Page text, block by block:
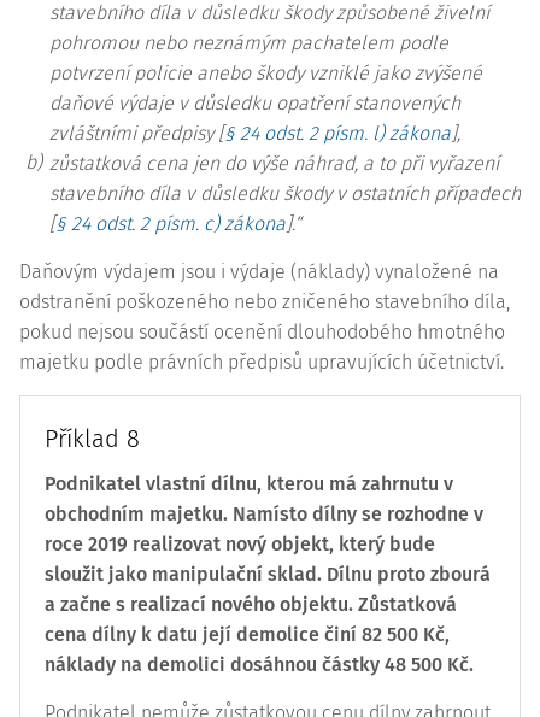
stavebního díla v důsledku škody způsobené živelní
pohromou nebo neznámým pachatelem podle
potvrzení policie anebo škody vzniklé jako zvýšené
daňové výdaje v důsledku opatření stanovených
zvláštními předpisy [§ 24 odst. 2 písm. l) zákona],
b) zůstatková cena jen do výše náhrad, a to při vyřazení
stavebního díla v důsledku škody v ostatních případech
[§ 24 odst. 2 písm. c) zákona].“
Daňovým výdajem jsou i výdaje (náklady) vynaložené na
odstranění poškozeného nebo zničeného stavebního díla,
pokud nejsou součástí ocenění dlouhodobého hmotného
majetku podle právních předpisů upravujících účetnictví.
Příklad 8
Podnikatel vlastní dílnu, kterou má zahrnutu v
obchodním majetku. Namísto dílny se rozhodne v
roce 2019 realizovat nový objekt, který bude
sloužit jako manipulační sklad. Dílnu proto zbourá
a začne s realizací nového objektu. Zůstatková
cena dílny k datu její demolice činí 82 500 Kč,
náklady na demolici dosáhnou částky 48 500 Kč.